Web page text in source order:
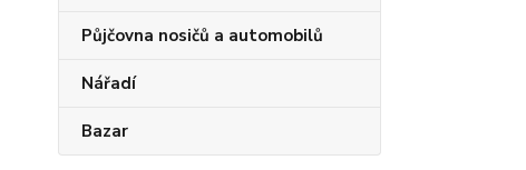
Půjčovna nosičů a automobilů
Nářadí
Bazar